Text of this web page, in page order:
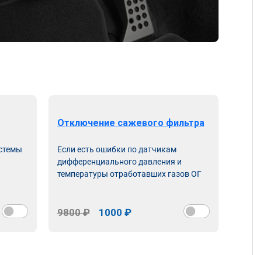
Отключение сажевого фильтра
Если есть ошибки по датчикам
дифференциального давления и
температуры отработавших газов ОГ
9800 ₽ 1000 ₽